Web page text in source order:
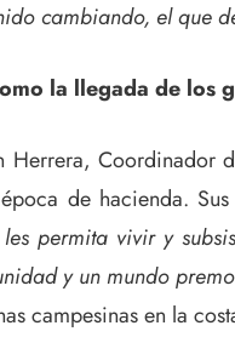
cambiando, el que
la llegada de los
Herrera, Coordinador
de hacienda.
permita vivir y
y un mundo
campesinas en la